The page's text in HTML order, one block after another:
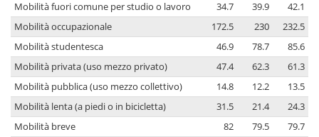
Mobilità fuori comune per studio o lavoro
34.7 39.9
42.1
Mobilità occupazionale
172.5 230
232.5
Mobilità studentesca
46.9 78.7
85.6
Mobilità privata (uso mezzo privato)
47.4 62.3
61.3
Mobilità pubblica (uso mezzo collettivo)
14.8 12.2
13.5
Mobilità lenta (a piedi o in bicicletta)
31.5 21.4
24.3
Mobilità breve
82 79.5
79.7